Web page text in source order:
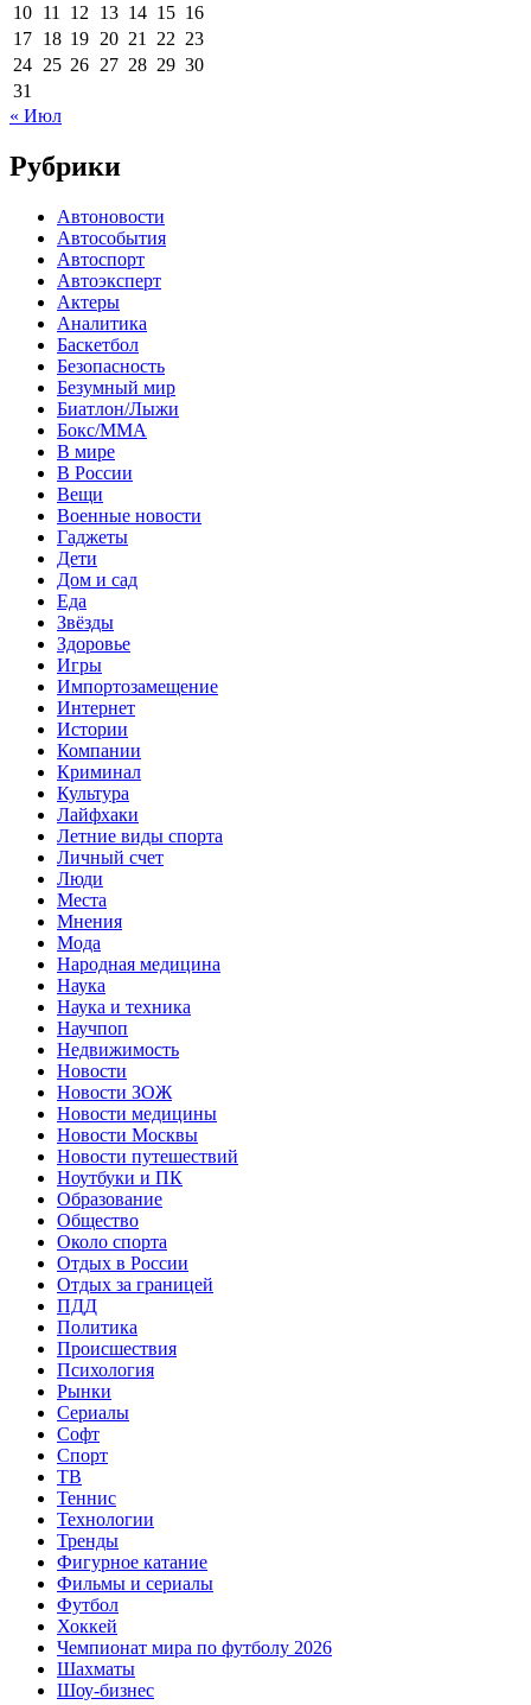
10 11 12 13 14 15 16
17 18 19 20 21 22 23
24 25 26 27 28 29 30
31
« Июл
Рубрики
Автоновости
Автособытия
Автоспорт
Автоэксперт
Актеры
Аналитика
Баскетбол
Безопасность
Безумный мир
Биатлон/Лыжи
Бокс/MMA
В мире
В России
Вещи
Военные новости
Гаджеты
Дети
Дом и сад
Еда
Звёзды
Здоровье
Игры
Импортозамещение
Интернет
Истории
Компании
Криминал
Культура
Лайфхаки
Летние виды спорта
Личный счет
Люди
Места
Мнения
Мода
Народная медицина
Наука
Наука и техника
Научпоп
Недвижимость
Новости
Новости ЗОЖ
Новости медицины
Новости Москвы
Новости путешествий
Ноутбуки и ПК
Образование
Общество
Около спорта
Отдых в России
Отдых за границей
ПДД
Политика
Происшествия
Психология
Рынки
Сериалы
Софт
Спорт
ТВ
Теннис
Технологии
Тренды
Фигурное катание
Фильмы и сериалы
Футбол
Хоккей
Чемпионат мира по футболу 2026
Шахматы
Шоу-бизнес